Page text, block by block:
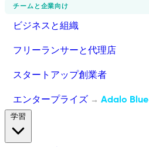
チームと企業向け
ビジネスと組織
フリーランサーと代理店
スタートアップ創業者
エンタープライズ → Adalo Blue